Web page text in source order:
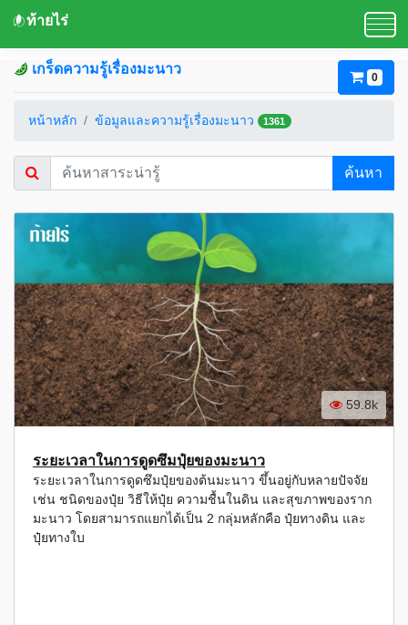
ท้ายไร่
เกร็ดความรู้เรื่องมะนาว
0
หน้าหลัก ข้อมูลและความรู้เรื่องมะนาว 1361
ค้นหา
59.8k
ระยะเวลาในการดูดซึมปุ๋ยของมะนาว
ระยะเวลาในการดูดซึมปุ๋ยของต้นมะนาว ขึ้นอยู่กับหลายปัจจัย
เช่น ชนิดของปุ๋ย วิธีให้ปุ๋ย ความชื้นในดิน และสุขภาพของราก
มะนาว โดยสามารถแยกได้เป็น 2 กลุ่มหลักคือ ปุ๋ยทางดิน และ
ปุ๋ยทางใบ